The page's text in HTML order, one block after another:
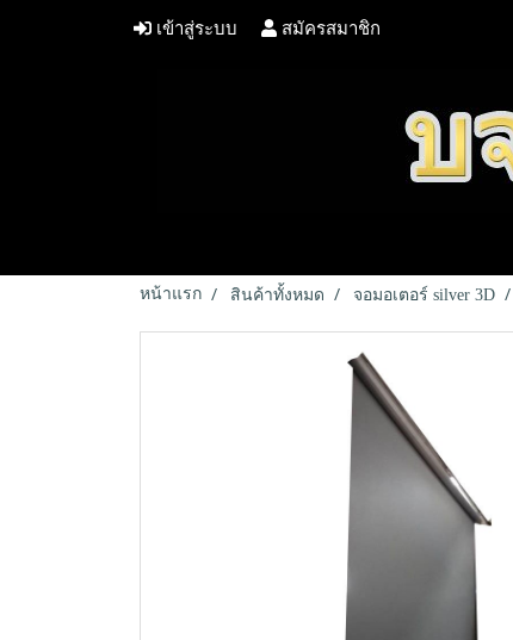
เข้าสู่ระบบ สมัครสมาชิก
หน้าแรก สินค้าทั้งหมด จอมอเตอร์ silver 3D